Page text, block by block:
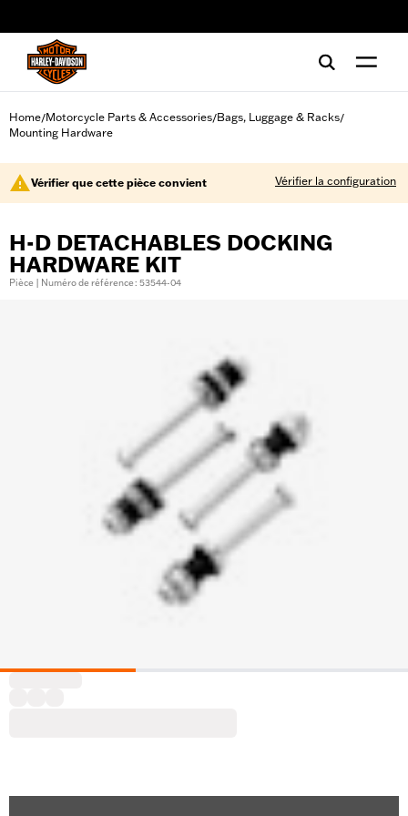
Home/Motorcycle Parts & Accessories/Bags, Luggage & Racks/
Mounting Hardware
Vérifier que cette pièce convient Vérifier la configuration
H-D DETACHABLES DOCKING
HARDWARE KIT
Pièce | Numéro de référence : 53544-04